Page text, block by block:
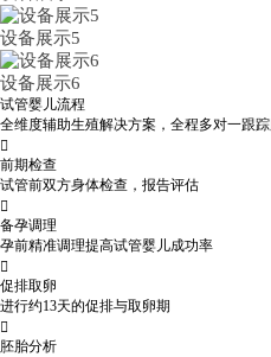
设备展示5
设备展示6
试管婴儿流程
全维度辅助生殖解决方案，全程多对一跟

前期检查
试管前双方身体检查，报告评估

备孕调理
孕前精准调理提高试管婴儿成功率

促排取卵
进行约13天的促排与取卵期

胚胎分析